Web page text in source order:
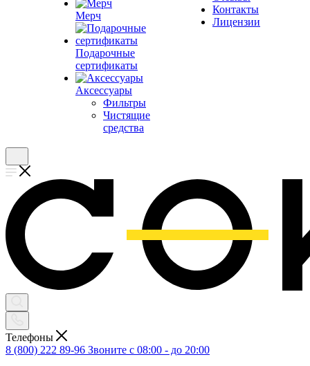
Мерч
Подарочные
сертификаты
Аксессуары
Фильтры
Чистящие
средства
Контакты
Лицензии
Телефоны
8 (800) 222 89-96 Звоните с 08:00 - до 20:00